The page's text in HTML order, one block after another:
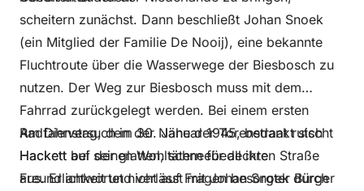
scheitern zunächst. Dann beschließt Johan Snoek
(ein Mitglied der Familie De Nooij), eine bekannte
Fluchtroute über die Wasserwege der Biesbosch zu
nutzen. Der Weg zur Biesbosch muss mit dem
Fahrrad zurückgelegt werden. Bei einem ersten
Radfahrversuch in der Nähe der Torenstraat rutscht
Hackett auf der glatten, schneebedeckten Straße
aus. Er antwortet nicht auf Fragen besorgter Bürger
Am Dienstag, dem 30. Januar 1945, bedankt sich
Hackett bei seinen Wohltätern für all ihre
Freundlichkeit und verlässt mit Johan Snoek durch